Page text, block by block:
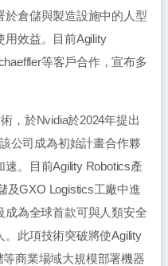
於倉儲與製造設施中的人型
用效益。目前Agility
等客戶合作，宣布多
，於Nvidia於2024年提出
公司成為初始計畫合作夥
。目前Agility Robotics產
及GXO Logistics工廠中進
成為全球首款可與人類安全
此項技術突破將使Agility
商業場域大規模部署機器